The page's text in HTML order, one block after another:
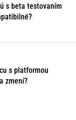
s beta testovaním
s platformou
zmení?